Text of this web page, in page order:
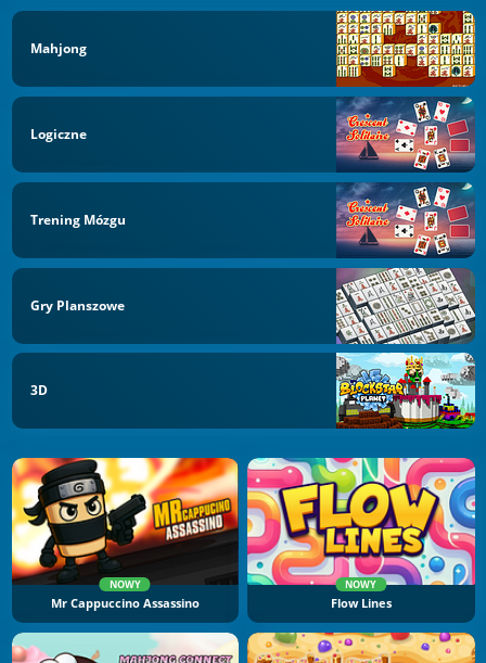
Mahjong
Logiczne
Trening Mózgu
Gry Planszowe
3D
NOWY
Mr Cappuccino Assassino
NOWY
Flow Lines